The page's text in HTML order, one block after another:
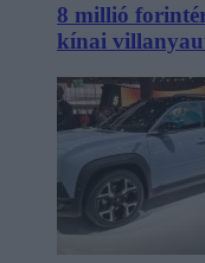
8 millió
kínai